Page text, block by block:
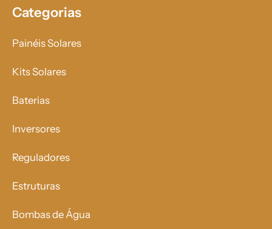
Categorias
Painéis Solares
Kits Solares
Baterias
Inversores
Reguladores
Estruturas
Bombas de Água